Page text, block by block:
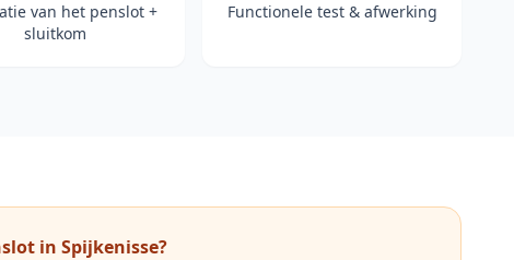
van het penslot +
sluitkom
Functionele test & afwerking
in Spijkenisse?